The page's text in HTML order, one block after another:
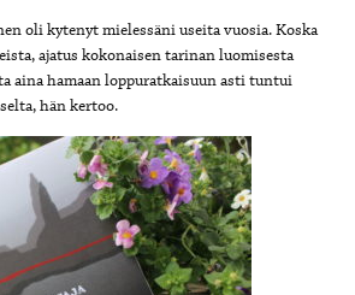
oli kytenyt mielessäni useita vuosia. Koska
ajatus kokonaisen tarinan luomisesta
aina hamaan loppuratkaisuun asti tuntui
hän kertoo.